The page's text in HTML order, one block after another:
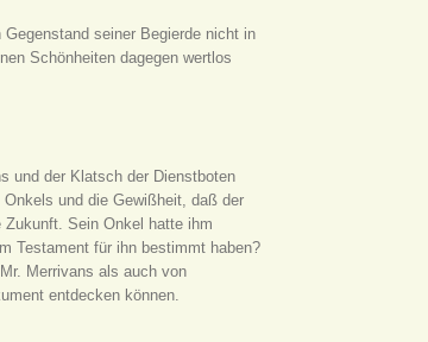
seiner Begierde nicht in
Schönheiten dagegen wertlos
und der Klatsch der Dienstboten
und die Gewißheit, daß der
Sein Onkel hatte ihm
Testament für ihn bestimmt haben?
Merrivans als auch von
entdecken können.